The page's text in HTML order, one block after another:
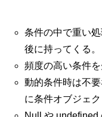
条件の中で重い
後に持ってくる。
頻度の高い条件を
動的条件時は不
に条件オブジェ